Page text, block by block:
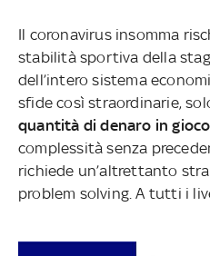
Il coronavirus insomma
stabilità sportiva della
dell’intero sistema
sfide così straordinarie,
quantità di denaro in
complessità senza
richiede un’altrettanto
problem solving. A tutti i